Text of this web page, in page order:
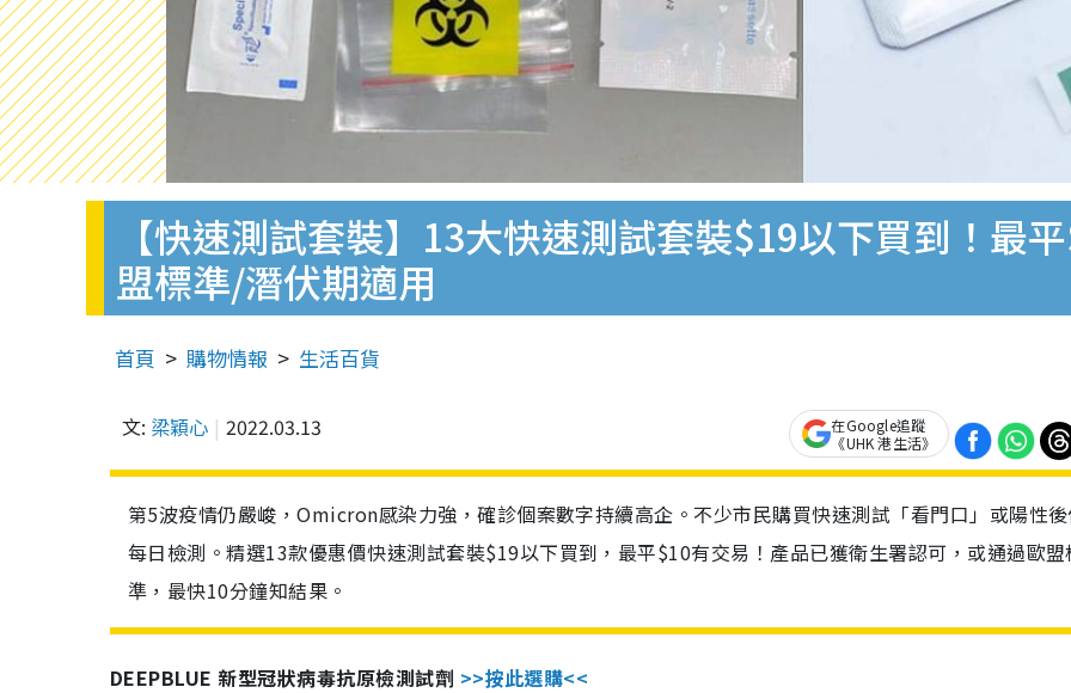
【快速測試套裝】13大快速測試套裝$19以下買到！最
盟標準/潛伏期適用
首頁 購物情報 生活百貨
文: 梁穎心 2022.03.13
在Google追蹤
《UHK 港生活》
第5波疫情仍嚴峻，Omicron感染力強，確診個案數字持續高企。不少市民購買快速測試「看門口」或陽性
每日檢測。精選13款優惠價快速測試套裝$19以下買到，最平$10有交易！產品已獲衛生署認可，或通過歐盟
準，最快10分鐘知結果。
DEEPBLUE 新型冠狀病毒抗原檢測試劑 >>按此選購<<